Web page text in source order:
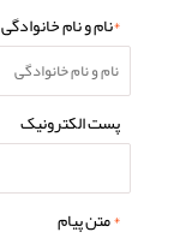
*نام و نام خانوادگی
پست الکترونیک
*متن پیام